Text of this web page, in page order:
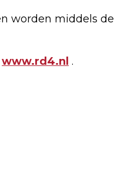
worden middels de
www.rd4.nl .